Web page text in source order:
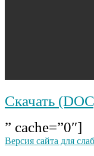
Скачать
” cache=”0″]
Версия сайта для